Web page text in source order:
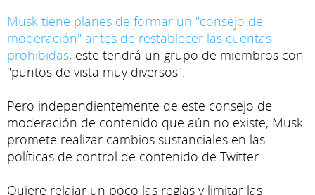
Musk tiene planes de formar un "consejo de
moderación" antes de restablecer las cuentas
prohibidas, este tendrá un grupo de miembros con
"puntos de vista muy diversos".
Pero independientemente de este consejo de
moderación de contenido que aún no existe, Musk
promete realizar cambios sustanciales en las
políticas de control de contenido de Twitter.
Quiere relajar un poco las reglas y limitar las